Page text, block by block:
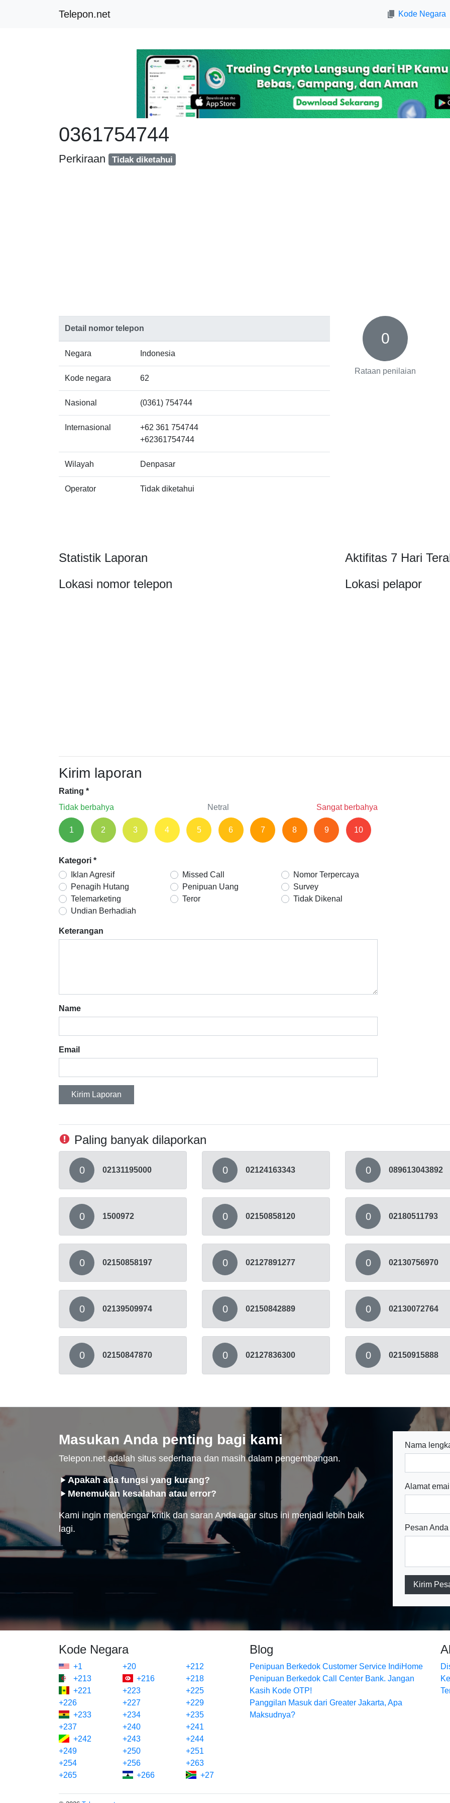
Telepon.net Kode Negara
0361754744
Perkiraan Tidak diketahui
Detail nomor telepon
Negara Indonesia
Kode negara 62
Nasional (0361) 754744
Internasional
+62 361 754744
+62361754744
Wilayah Denpasar
Operator Tidak diketahui
0
Rataan penilaian
Statistik Laporan
Aktifitas 7 Hari
Lokasi nomor telepon
Lokasi pelapor
Kirim laporan
Rating *
Tidak berbahya
Netral Sangat berbahya
1 2 3 4 5 6 7 8 9 10
Kategori *
Iklan Agresif
Missed Call
Nomor Terpercaya
Penagih Hutang
Penipuan Uang
Survey
Telemarketing
Teror
Tidak Dikenal
Undian Berhadiah
Keterangan
Name
Email
Kirim Laporan
Paling banyak dilaporkan
0 02131195000 0 02124163343 0 089613043892
0 1500972 0 02150858120 0 02180511793
0 02150858197 0 02127891277 0 02130756970
0 02139509974 0 02150842889 0 02130072764
0 02150847870 0 02127836300 0 02150915888
Masukan Anda penting bagi kami
Telepon.net adalah situs sederhana dan masih dalam pengembangan.
Apakah ada fungsi yang kurang?
Menemukan kesalahan atau error?
Kami ingin mendengar kritik dan saran Anda agar situs ini menjadi lebih baik
lagi.
Nama
Alamat
Pesan Anda
Kirim
Kode Negara
+1 +20
+212
+213
+216
+218
+221
+223
+225
+226
+227
+229
+233
+234
+235
+237
+240
+241
+242
+243
+244
+249
+250
+251
+254
+256
+263
+265
+266 +27
Blog
Penipuan Berkedok Customer Service IndiHome
Penipuan Berkedok Call Center Bank. Jangan
Kasih Kode OTP!
Panggilan Masuk dari Greater Jakarta, Apa
Maksudnya?